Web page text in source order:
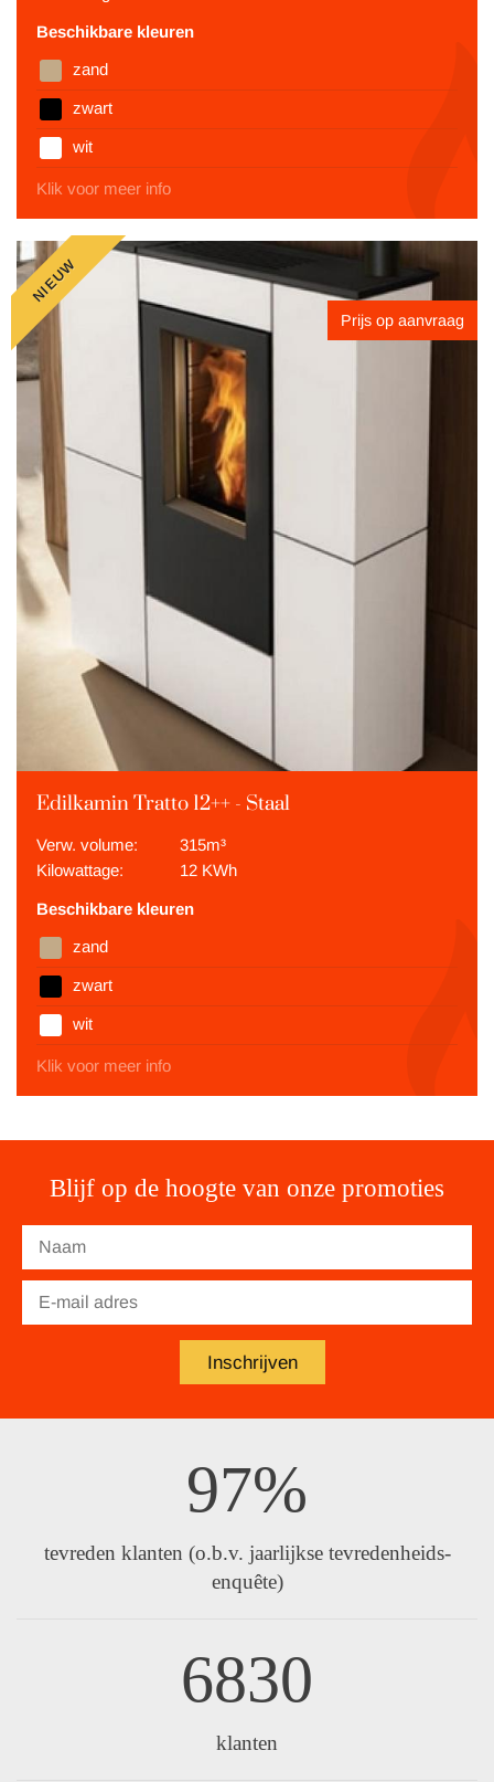
Beschikbare kleuren
zand
zwart
wit
Klik voor meer info
NIEUW
Prijs op aanvraag
Edilkamin Tratto 12++ - Staal
Verw. volume:
315m³
Kilowattage:
12 KWh
Beschikbare kleuren
zand
zwart
wit
Klik voor meer info
Blijf op de hoogte van onze promoties
97%
tevreden klanten (o.b.v. jaarlijkse tevredenheids-
enquête)
6830
klanten